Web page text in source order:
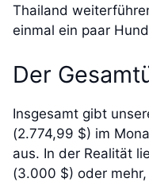
Thailand
einmal ein paar
Der
Insgesamt gibt
(2.774,99 $) im
aus. In der Realität
(3.000 $) oder